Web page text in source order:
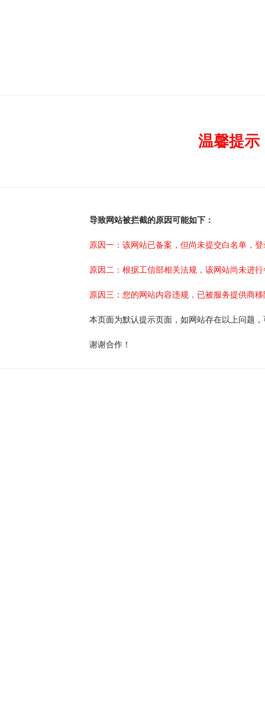
温馨提示
导致网站被拦截的原因可能如下：
原因一：该网站已备案，但尚未提交白名单，
原因二：根据工信部相关法规，该网站尚未进
原因三：您的网站内容违规，已被服务提供商
本页面为默认提示页面，如网站存在以上问题
谢谢合作！